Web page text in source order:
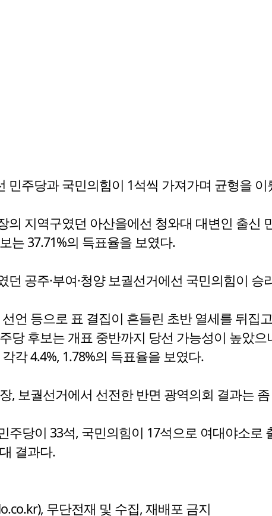
민주당과 국민의힘이 1석씩 가져가며 균형을 이
의 지역구였던 아산을에선 청와대 대변인 출신
는 37.71%의 득표율을 보였다.
던 공주·부여·청양 보궐선거에선 국민의힘이 승
언 등으로 표 결집이 흔들린 초반 열세를 뒤집
당 후보는 개표 중반까지 당선 가능성이 높았
각 4.4%, 1.78%의 득표율을 보였다.
, 보궐선거에서 선전한 반면 광역의회 결과는
주당이 33석, 국민의힘이 17석으로 여대야소
결과다.
무단전재 및 수집, 재배포 금지